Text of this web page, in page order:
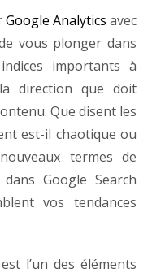
Google Analytics avec
vous plonger dans
importants à
direction que doit
Que disent les
est-il chaotique ou
termes de
Google Search
vos tendances
l’un des éléments